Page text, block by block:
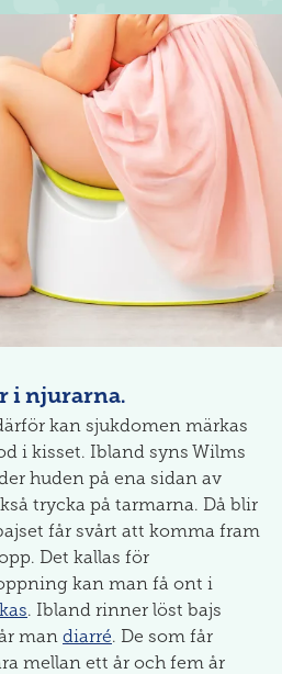
i njurarna.
kan sjukdomen märkas
i kisset. Ibland syns Wilms
huden på ena sidan av
trycka på tarmarna. Då blir
får svårt att komma fram
Det kallas för
kan man få ont i
. Ibland rinner löst bajs
man diarré. De som får
mellan ett år och fem år